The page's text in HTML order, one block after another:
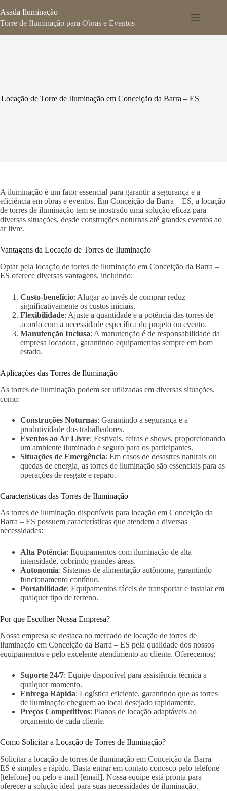
para
o
Asada Iluminação
Torre de Iluminação para Obras e Eventos
Locação de Torre de Iluminação em Conceição da Barra – ES
A iluminação é um fator essencial para garantir a segurança e a
eficiência em obras e eventos. Em Conceição da Barra – ES, a locação
de torres de iluminação tem se mostrado uma solução eficaz para
diversas situações, desde construções noturnas até grandes eventos ao
ar livre.
Vantagens da Locação de Torres de Iluminação
Optar pela locação de torres de iluminação em Conceição da Barra –
ES oferece diversas vantagens, incluindo:
Custo-benefício: Alugar ao invés de comprar reduz
significativamente os custos iniciais.
Flexibilidade: Ajuste a quantidade e a potência das torres de
acordo com a necessidade específica do projeto ou evento.
Manutenção Inclusa: A manutenção é de responsabilidade da
empresa locadora, garantindo equipamentos sempre em bom
estado.
Aplicações das Torres de Iluminação
As torres de iluminação podem ser utilizadas em diversas situações,
como:
Construções Noturnas: Garantindo a segurança e a
produtividade dos trabalhadores.
Eventos ao Ar Livre: Festivais, feiras e shows, proporcionando
um ambiente iluminado e seguro para os participantes.
Situações de Emergência: Em casos de desastres naturais ou
quedas de energia, as torres de iluminação são essenciais para as
operações de resgate e reparo.
Características das Torres de Iluminação
As torres de iluminação disponíveis para locação em Conceição da
Barra – ES possuem características que atendem a diversas
necessidades:
Alta Potência: Equipamentos com iluminação de alta
intensidade, cobrindo grandes áreas.
Autonomia: Sistemas de alimentação autônoma, garantindo
funcionamento contínuo.
Portabilidade: Equipamentos fáceis de transportar e instalar em
qualquer tipo de terreno.
Por que Escolher Nossa Empresa?
Nossa empresa se destaca no mercado de locação de torres de
iluminação em Conceição da Barra – ES pela qualidade dos nossos
equipamentos e pelo excelente atendimento ao cliente. Oferecemos:
Suporte 24/7: Equipe disponível para assistência técnica a
qualquer momento.
Entrega Rápida: Logística eficiente, garantindo que as torres
de iluminação cheguem ao local desejado rapidamente.
Preços Competitivos: Planos de locação adaptáveis ao
orçamento de cada cliente.
Como Solicitar a Locação de Torres de Iluminação?
Solicitar a locação de torres de iluminação em Conceição da Barra –
ES é simples e rápido. Basta entrar em contato conosco pelo telefone
[telefone] ou pelo e-mail [email]. Nossa equipe está pronta para
oferecer a solução ideal para suas necessidades de iluminação.